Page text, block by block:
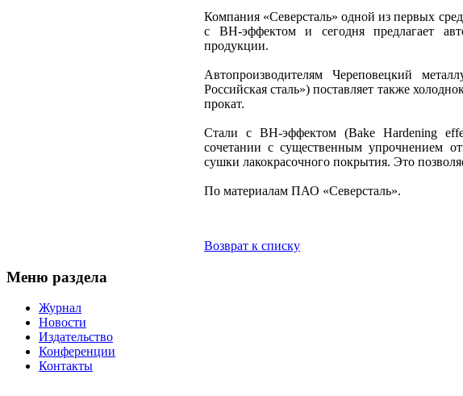
Компания «Северсталь» одной из первых
с BH-эффектом и сегодня предлагает
продукции.
Автопроизводителям Череповецкий
Российская сталь») поставляет также
прокат.
Стали с BH-эффектом (Bake Hardening
сочетании с существенным упрочнением
сушки лакокрасочного покрытия. Это
По материалам ПАО «Северсталь».
Возврат к списку
Меню раздела
Журнал
Новости
Издательство
Конференции
Контакты